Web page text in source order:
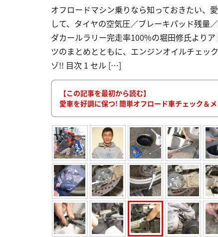
オフロードマシン乗りなら知っておきたい、
して、タイヤの空気圧／ブレーキパッド残量
ダカールラリー完走率100%の堀田修氏より
ツのまとめとともに、エンジンオイルチェッ
ゾ!! 目次 1 セル […]
【この記事を最初から読む】
愛車を好調に保つ! 簡単オフロード車チェック＆